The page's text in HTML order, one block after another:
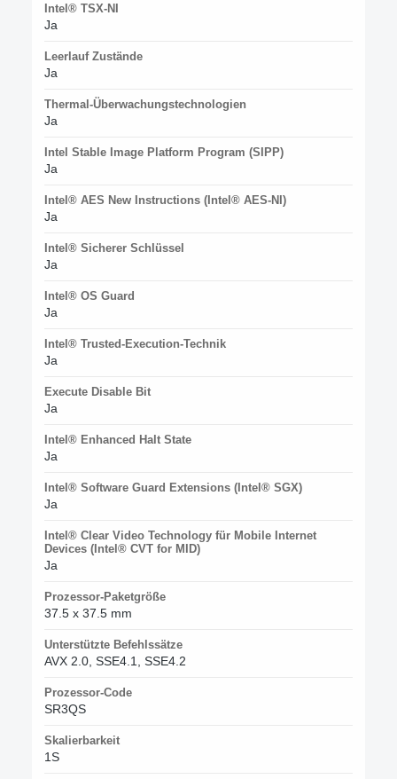
Intel® TSX-NI
Ja
Leerlauf Zustände
Ja
Thermal-Überwachungstechnologien
Ja
Intel Stable Image Platform Program (SIPP)
Ja
Intel® AES New Instructions (Intel® AES-NI)
Ja
Intel® Sicherer Schlüssel
Ja
Intel® OS Guard
Ja
Intel® Trusted-Execution-Technik
Ja
Execute Disable Bit
Ja
Intel® Enhanced Halt State
Ja
Intel® Software Guard Extensions (Intel® SGX)
Ja
Intel® Clear Video Technology für Mobile Internet
Devices (Intel® CVT for MID)
Ja
Prozessor-Paketgröße
37.5 x 37.5 mm
Unterstützte Befehlssätze
AVX 2.0, SSE4.1, SSE4.2
Prozessor-Code
SR3QS
Skalierbarkeit
1S